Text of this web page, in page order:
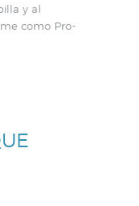
y al
como Pro-